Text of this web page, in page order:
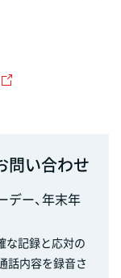
問い合わせ
デー、年末年
な記録と応対の
話内容を録音さ